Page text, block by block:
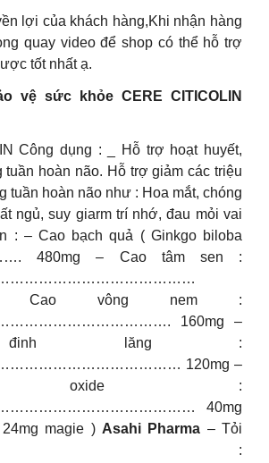
lợi của khách hàng,Khi nhận hàng
quay video để shop có thể hỗ trợ
tốt nhất ạ.
vệ sức khỏe CERE CITICOLIN
Công dụng : _ Hỗ trợ hoạt huyết,
hoàn não. Hỗ trợ giảm các triệu
tuần hoàn não như : Hoa mắt, chóng
ngủ, suy giarm trí nhớ, đau mỏi vai
: – Cao bạch quả ( Ginkgo biloba
480mg – Cao tâm sen :
Cao vông nem :
160mg –
lăng :
120mg –
oxide :
40mg
magie ) Asahi Pharma – Tỏi
: